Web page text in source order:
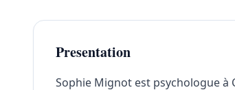
Presentation
Sophie Mignot est psychologue à